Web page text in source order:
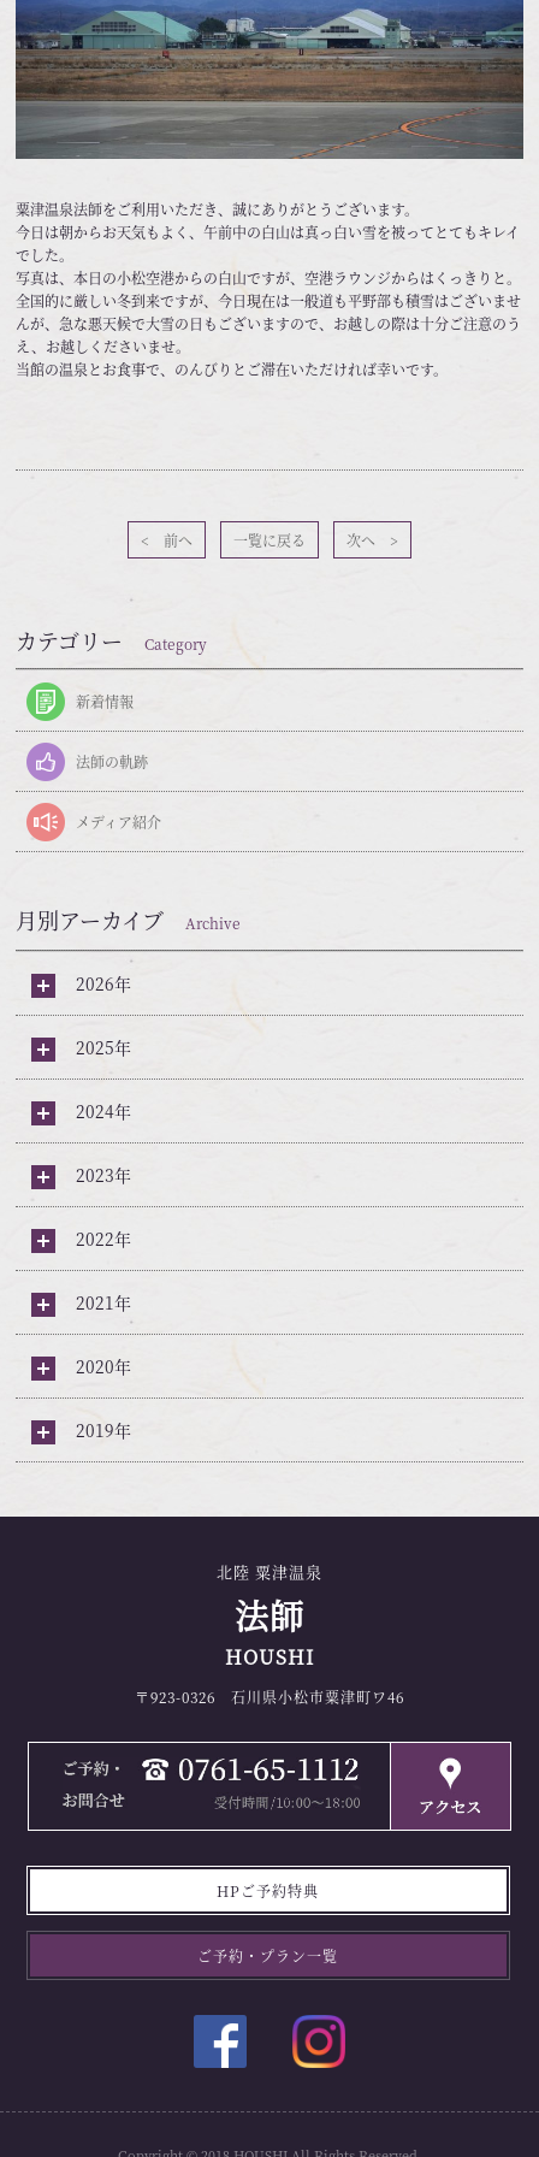
粟津温泉法師をご利用いただき、誠にありがとうございます。
今日は朝からお天気もよく、午前中の白山は真っ白い雪を被ってとてもキレイ
でした。
写真は、本日の小松空港からの白山ですが、空港ラウンジからはくっきりと。
全国的に厳しい冬到来ですが、今日現在は一般道も平野部も積雪はございませ
んが、急な悪天候で大雪の日もございますので、お越しの際は十分ご注意のう
え、お越しくださいませ。
当館の温泉とお食事で、のんびりとご滞在いただければ幸いです。
< 前へ 一覧に戻る 次へ >
カテゴリーCategory
新着情報
法師の軌跡
メディア紹介
月別アーカイブArchive
2026年
2025年
2024年
2023年
2022年
2021年
2020年
2019年
北陸 粟津温泉
法師
HOUSHI
〒923-0326 石川県小松市粟津町ワ46
HPご予約特典
ご予約・プラン一覧